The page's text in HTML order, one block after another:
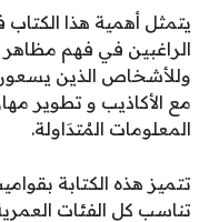
يتمثل أهمية هذا
الراغبين في فهم مظاهر
وللأشخاص الذين
مع الأكاذيب و تطوير
المعلومات المُتدَاولة.
تتميز هذه الكتابة
تناسب كل الفئات